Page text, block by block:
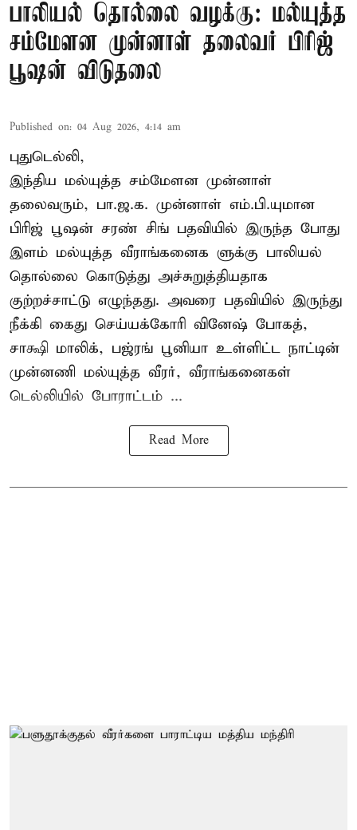
பாலியல் தொல்லை வழக்கு: மல்யுத்த
சம்மேளன முன்னாள் தலைவர் பிரிஜ்
பூஷன் விடுதலை
Published on: 04 Aug 2026, 4:14 am
புதுடெல்லி,
இந்திய மல்யுத்த சம்மேளன முன்னாள்
தலைவரும், பா.ஜ.க. முன்னாள் எம்.பி.யுமான
பிரிஜ் பூஷன் சரண் சிங் பதவியில் இருந்த போது
இளம் மல்யுத்த வீராங்கனைக ளுக்கு பாலியல்
தொல்லை கொடுத்து அச்சுறுத்தியதாக
குற்றச்சாட்டு எழுந்தது. அவரை பதவியில் இருந்து
நீக்கி கைது செய்யக்கோரி வினேஷ் போகத்,
சாக்ஷி மாலிக், பஜ்ரங் பூனியா உள்ளிட்ட நாட்டின்
முன்னணி மல்யுத்த வீரர், வீராங்கனைகள்
டெல்லியில் போராட்டம் ...
Read More